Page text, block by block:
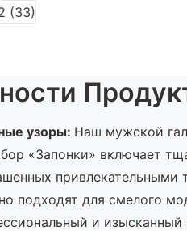
узоры: Наш мужской
«Запонки» включает
подходят для смелого
и изысканный